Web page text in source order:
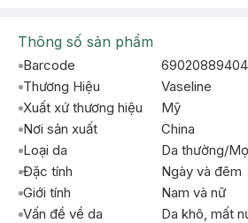
Thông số sản phẩm
Barcode
Thương Hiệu
Vaseline
Xuất xứ thương hiệu
Mỹ
Nơi sản xuất
China
Loại da
Da thường/
Đặc tính
Ngày và đêm
Giới tính
Nam và nữ
Vấn đề về da
Da khô, mất